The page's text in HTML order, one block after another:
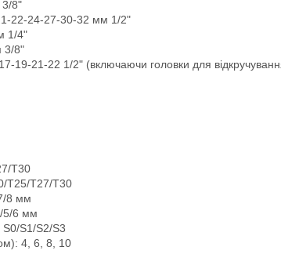
3/8"
22-24-27-30-32 мм 1/2"
1/4"
3/8"
19-21-22 1/2" (включаючи головки для
T30
T25/T27/T30
8 мм
5/6 мм
S1/S2/S3
4, 6, 8, 10